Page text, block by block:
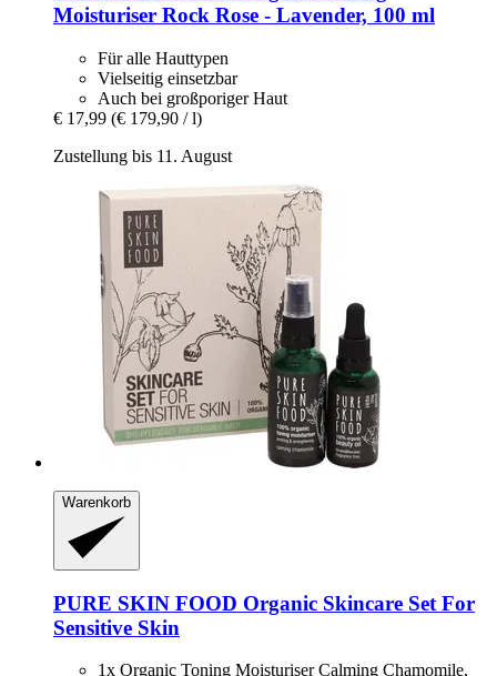
Moisturiser Rock Rose -​ Lavender, 100 ml
Für alle Hauttypen
Vielseitig einsetzbar
Auch bei großporiger Haut
€ 17,99 (€ 179,90 / l)
Zustellung bis 11. August
Warenkorb
PURE SKIN FOOD Organic Skincare Set For
Sensitive Skin
1x Organic Toning Moisturiser Calming Chamomile,